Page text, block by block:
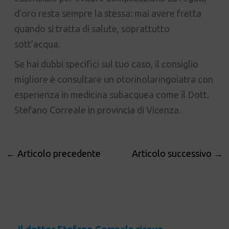
d’oro resta sempre la stessa: mai avere fretta
quando si tratta di salute, soprattutto
sott’acqua.
Se hai dubbi specifici sul tuo caso, il consiglio
migliore è consultare un otorinolaringoiatra con
esperienza in medicina subacquea come il Dott.
Stefano Correale in provincia di Vicenza.
← Articolo precedente Articolo successivo →